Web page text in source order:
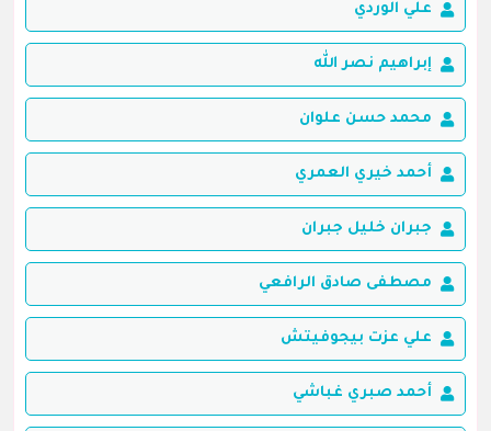
علي الوردي
إبراهيم نصر الله
محمد حسن علوان
أحمد خيري العمري
جبران خليل جبران
مصطفى صادق الرافعي
علي عزت بيجوفيتش
أحمد صبري غباشي